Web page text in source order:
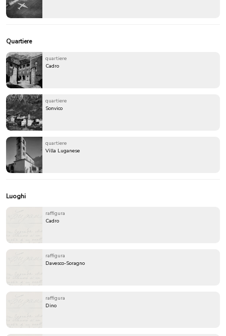
Quartiere
quartiere
Cadro
quartiere
Sonvico
quartiere
Villa Luganese
Luoghi
raffigura
Cadro
raffigura
Davesco-Soragno
raffigura
Dino